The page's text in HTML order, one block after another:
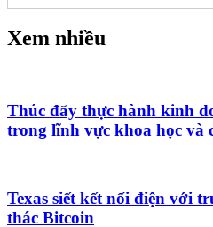
Xem nhiều
Thúc đẩy thực hành kinh
trong lĩnh vực khoa học và
Texas siết kết nối điện với
thác Bitcoin